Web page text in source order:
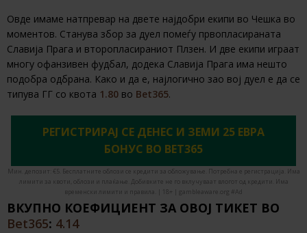
Овде имаме натпревар на двете најдобри екипи во Чешка во
моментов. Станува збор за дуел помеѓу првопласираната
Славија Прага и второпласираниот Плзен. И две екипи играат
многу офанзивен фудбал, додека Славија Прага има нешто
подобра одбрана. Како и да е, најлогично зао вој дуел е да се
типува ГГ со квота 1.80 во Bet365.
РЕГИСТРИРАЈ СЕ ДЕНЕС И ЗЕМИ 25 ЕВРА
БОНУС ВО BET365
Мин. депозит: €5. Бесплатните облози се кредити за обложување. Потребна е регистрација. Има
лимити за квоти, облози и плаќање. Добивките не го вклучуваат влогот од кредити. Има
временски лимити и правила. | 18+ | gambleaware.org #Ad
ВКУПНО КОЕФИЦИЕНТ ЗА ОВОЈ ТИКЕТ ВО
Bet365: 4.14